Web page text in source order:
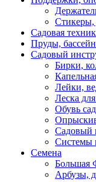
Стикеры,
Садовая
Пруды,
Садовый
Бирки,
Лейки,
Леска
Обувь
Садовый
Системы
Семена
Большая
Арбузы,